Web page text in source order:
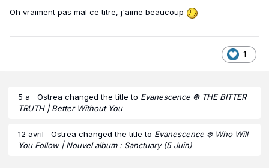
Oh vraiment pas mal ce titre, j'aime beaucoup
1
5 a Ostrea changed the title to Evanescence ❆ THE BITTER
TRUTH | Better Without You
12 avril Ostrea changed the title to Evanescence ❄️ Who Will
You Follow | Nouvel album : Sanctuary (5 Juin)